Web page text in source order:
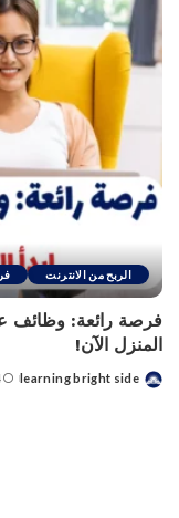
الربح من الانترنت
فرصة رائعة: وظائف
المنزل الآن!
Posted
learning bright side